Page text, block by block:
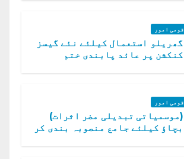
قومی امور
گھریلو استعمال کیلئے نئے گیسز
کنکشن پر عائد پابندی ختم
قومی امور
(موسمیاتی تبدیلی مضر اثرات)
بچاؤ کیلئے جامع منصوبہ بندی کر